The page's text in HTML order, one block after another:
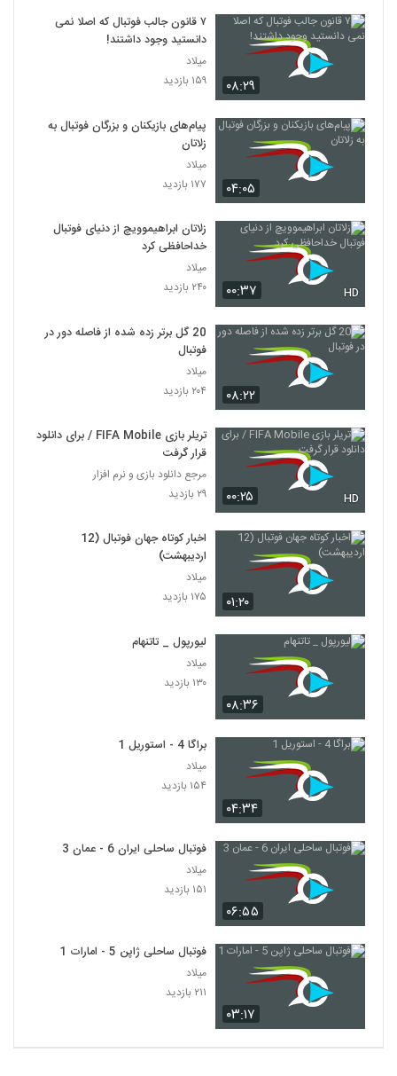
۰۸:۲۹
۷ قانون جالب فوتبال که اصلا نمی
دانستید وجود داشتند!
میلاد
۱۵۹ بازدید
۰۴:۰۵
پیام‌های بازیکنان و بزرگان فوتبال به
زلاتان
میلاد
۱۷۷ بازدید
۰۰:۳۷ HD
زلاتان ابراهیموویچ از دنیای فوتبال
خداحافظی کرد
میلاد
۲۴۰ بازدید
۰۸:۲۲
20 گل برتر زده شده از فاصله دور در
فوتبال
میلاد
۲۰۴ بازدید
۰۰:۲۵ HD
تریلر بازی FIFA Mobile / برای دانلود
قرار گرفت
مرجع دانلود بازی و نرم افزار
۲۹ بازدید
۰۱:۲۰
اخبار کوتاه جهان فوتبال (12
اردیبهشت)
میلاد
۱۷۵ بازدید
۰۸:۳۶
لیورپول _ تاتنهام
میلاد
۱۳۰ بازدید
۰۴:۳۴
براگا 4 - استوریل 1
میلاد
۱۵۴ بازدید
۰۶:۵۵
فوتبال ساحلی ایران 6 - عمان 3
میلاد
۱۵۱ بازدید
۰۳:۱۷
فوتبال ساحلی ژاپن 5 - امارات 1
میلاد
۲۱۱ بازدید